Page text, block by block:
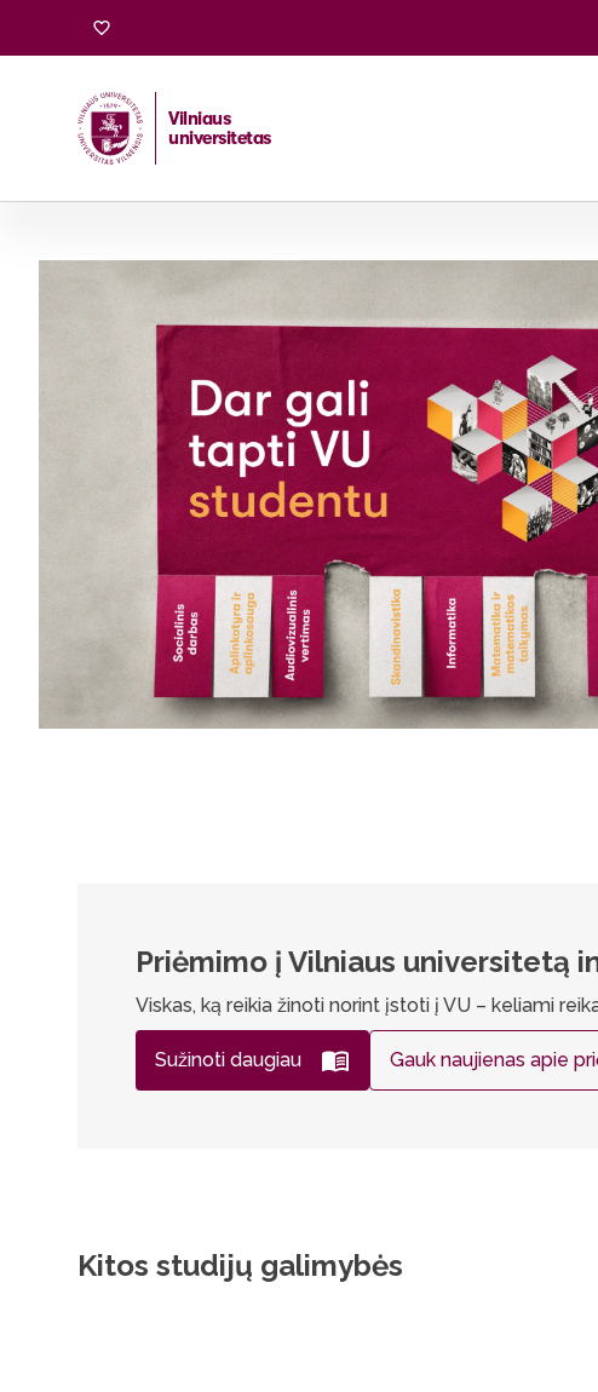
Vilniaus
universitetas
Priėmimo į Vilniaus universitetą
Viskas, ką reikia žinoti norint įstoti į VU – keliami
Sužinoti daugiau Gauk naujienas apie
Kitos studijų galimybės